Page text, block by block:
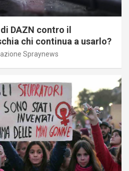
DAZN contro il
chi continua a usarlo?
Spraynews